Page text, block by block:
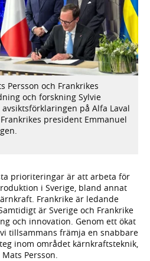
Persson och Frankrikes
och forskning Sylvie
på Alfa Laval
president Emmanuel
prioriteringar är att arbeta för
i Sverige, bland annat
Frankrike är ledande
är Sverige och Frankrike
och innovation. Genom ett ökat
tillsammans främja en snabbare
inom området kärnkraftsteknik,
Persson.